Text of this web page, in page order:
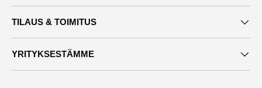
TILAUS & TOIMITUS
YRITYKSESTÄMME